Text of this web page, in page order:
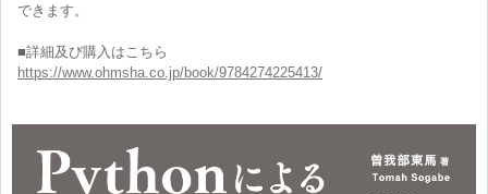
できます。
■詳細及び購入はこちら
https://www.ohmsha.co.jp/book/9784274225413/